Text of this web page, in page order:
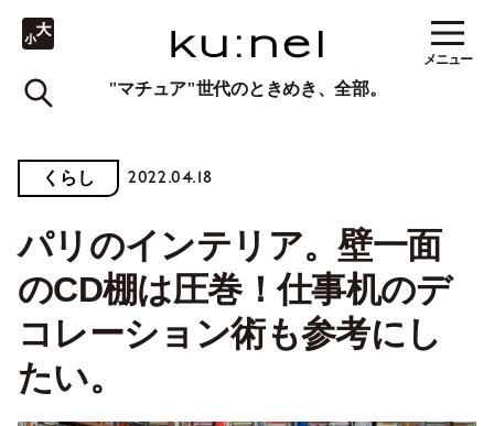
"マチュア"世代のときめき、全部。
メニュー
くらし 2022.04.18
パリのインテリア。壁一面
のCD棚は圧巻！仕事机のデ
コレーション術も参考にし
たい。